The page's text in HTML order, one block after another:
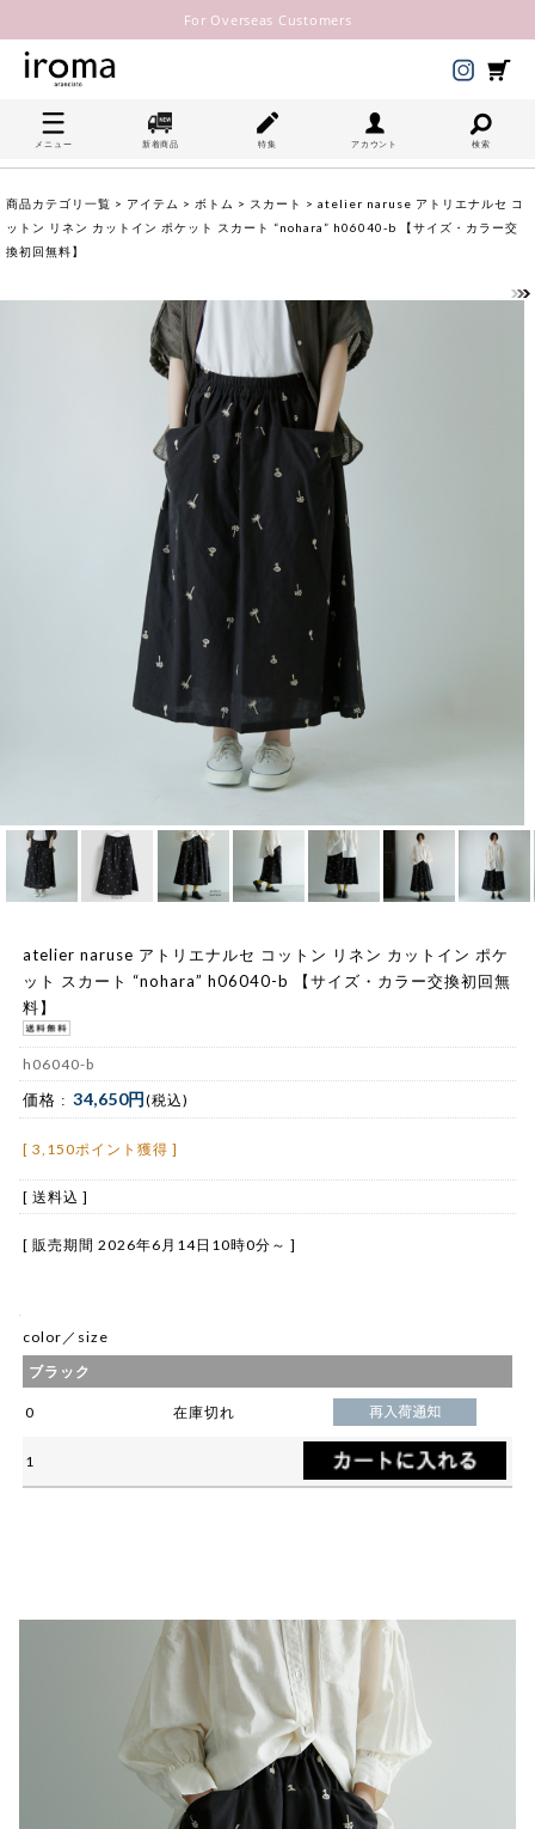
For Overseas Customers
メニュー 新着商品 特集 アカウント 検索
商品カテゴリ一覧 > アイテム > ボトム > スカート > atelier naruse アトリエナルセ コ
ットン リネン カットイン ポケット スカート “nohara” h06040-b 【サイズ・カラー交
換初回無料】
atelier naruse アトリエナルセ コットン リネン カットイン ポケ
ット スカート “nohara” h06040-b 【サイズ・カラー交換初回無
料】
h06040-b
価格 : 34,650円 (税込)
[ 3,150ポイント獲得 ]
[ 送料込 ]
[ 販売期間 2026年6月14日10時0分 ～ ]
color／size
ブラック
0 在庫切れ
1